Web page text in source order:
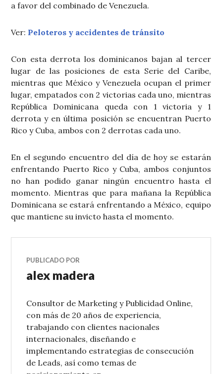
a favor del combinado de Venezuela.
Ver: Peloteros y accidentes de tránsito
Con esta derrota los dominicanos bajan al tercer
lugar de las posiciones de esta Serie del Caribe,
mientras que México y Venezuela ocupan el primer
lugar, empatados con 2 victorias cada uno, mientras
República Dominicana queda con 1 victoria y 1
derrota y en última posición se encuentran Puerto
Rico y Cuba, ambos con 2 derrotas cada uno.
En el segundo encuentro del día de hoy se estarán
enfrentando Puerto Rico y Cuba, ambos conjuntos
no han podido ganar ningún encuentro hasta el
momento. Mientras que para mañana la República
Dominicana se estará enfrentando a México, equipo
que mantiene su invicto hasta el momento.
PUBLICADO POR
alex madera
Consultor de Marketing y Publicidad Online,
con más de 20 años de experiencia,
trabajando con clientes nacionales
internacionales, diseñando e
implementando estrategias de consecución
de Leads, así como temas de